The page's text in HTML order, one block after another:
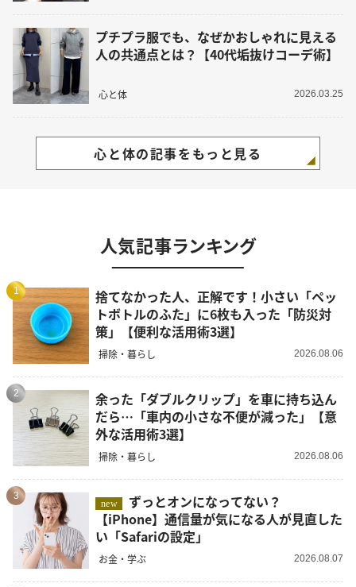
プチプラ服でも、なぜかおしゃれに見える
人の共通点とは？【40代垢抜けコーデ術】
心と体 2026.03.25
心と体の記事をもっと見る
人気記事ランキング
1
捨てなかった人、正解です！小さい「ペッ
トボトルのふた」に6枚も入った「防災対
策」【便利な活用術3選】
掃除・暮らし 2026.08.06
2
余った「ダブルクリップ」を車に持ち込ん
だら…「車内の小さな不便が減った」【意
外な活用術3選】
掃除・暮らし 2026.08.06
3
new
【iPhone】通信量が気になる人が見直した
い「Safariの設定」
お金・学ぶ 2026.08.07